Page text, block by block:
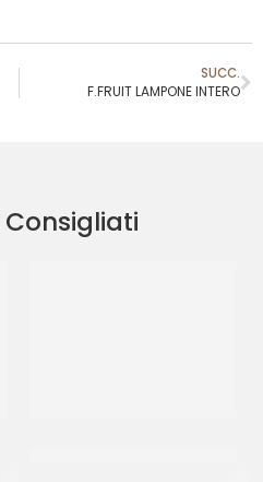
SUCC.
F.FRUIT LAMPONE INTERO